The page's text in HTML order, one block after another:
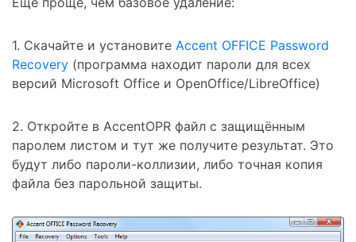
1. Скачайте и установите Accent OFFICE Password
Recovery (программа находит пароли для всех
версий Microsoft Office и OpenOffice/LibreOffice)
2. Откройте в AccentOPR файл с защищённым
паролем листом и тут же получите результат. Это
будут либо пароли-коллизии, либо точная копия
файла без парольной защиты.